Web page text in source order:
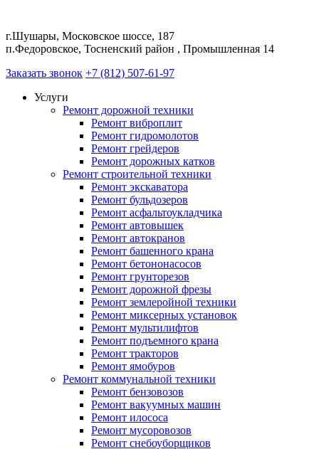
г.Шушары, Московское шоссе, 187
п.Федоровское, Тосненский район , Промышленная 14
Заказать звонок +7 (812) 507-61-97
Услуги
Ремонт дорожной техники
Ремонт виброплит
Ремонт гидромолотов
Ремонт грейдеров
Ремонт дорожных катков
Ремонт строительной техники
Ремонт экскаватора
Ремонт бульдозеров
Ремонт асфальтоукладчика
Ремонт автовышек
Ремонт автокранов
Ремонт башенного крана
Ремонт бетононасосов
Ремонт грунторезов
Ремонт дорожной фрезы
Ремонт землеройной техники
Ремонт миксерных установок
Ремонт мультилифтов
Ремонт подъемного крана
Ремонт тракторов
Ремонт ямобуров
Ремонт коммунальной техники
Ремонт бензовозов
Ремонт вакуумных машин
Ремонт илососа
Ремонт мусоровозов
Ремонт снебоуборщиков